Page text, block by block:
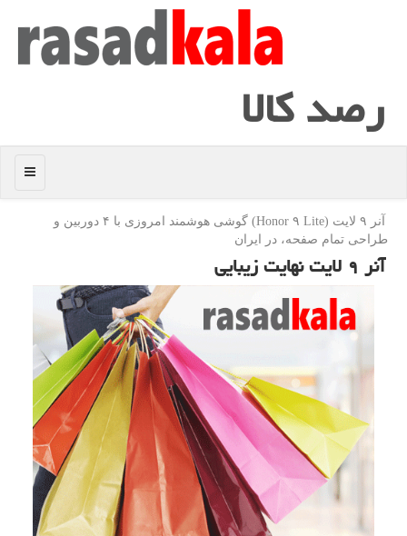
رصد كالا
منو
آنر ۹ لایت (Honor ۹ Lite) گوشی هوشمند امروزی با ۴ دوربین و
طراحی تمام صفحه، در ایران
آنر ۹ لایت نهایت زیبایی